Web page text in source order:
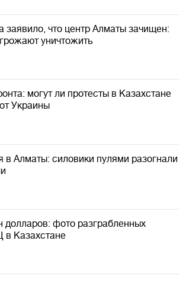
что центр Алматы зачищен:
уничтожить
могут ли протесты в Казахстане
Украины
в Алматы: силовики пулями разогнали
фото разграбленных
в Казахстане